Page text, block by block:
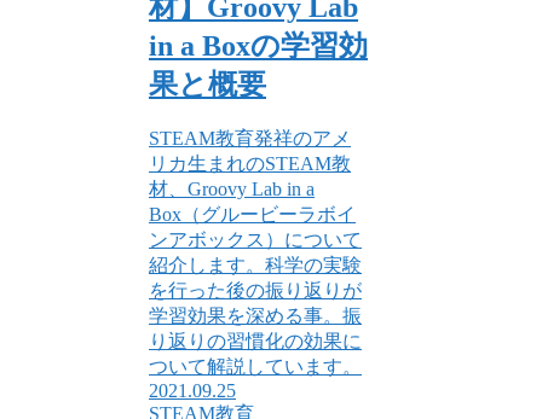
材】Groovy Lab
in a Boxの学習効
果と概要
STEAM教育発祥のアメ
リカ生まれのSTEAM教
材、Groovy Lab in a
Box（グルービーラボイ
ンアボックス）について
紹介します。科学の実験
を行った後の振り返りが
学習効果を深める事。振
り返りの習慣化の効果に
ついて解説しています。
2021.09.25
STEAM教育